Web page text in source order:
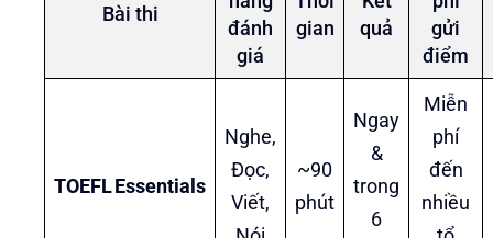
Bài thi
đánh
giá
gian
quả
gửi
điểm
TOEFL Essentials
Nghe,
Đọc,
Viết,
~90
phút
Ngay
&
trong
6
Miễn
phí
đến
nhiều